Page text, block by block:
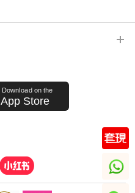
Download on the
App Store
whatsapp